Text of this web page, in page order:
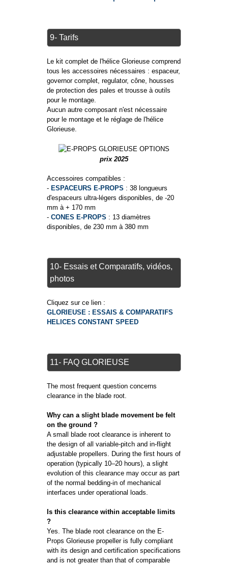
9- Tarifs
Le kit complet de l'hélice Glorieuse comprend
tous les accessoires nécessaires : espaceur,
governor complet, regulator, cône, housses
de protection des pales et trousse à outils
pour le montage.
Aucun autre composant n'est nécessaire
pour le montage et le réglage de l'hélice
Glorieuse.
prix 2025
Accessoires compatibles :
- ESPACEURS E-PROPS : 38 longueurs
d'espaceurs ultra-légers disponibles, de -20
mm à + 170 mm
-CONES E-PROPS : 13 diamètres
disponibles, de 230 mm à 380 mm
10- Essais et Comparatifs, vidéos,
photos
Cliquez sur ce lien :
GLORIEUSE : ESSAIS & COMPARATIFS
HELICES CONSTANT SPEED
11- FAQ GLORIEUSE
The most frequent question concerns
clearance in the blade root.
Why can a slight blade movement be felt
on the ground ?
A small blade root clearance is inherent to
the design of all variable-pitch and in-flight
adjustable propellers. During the first hours of
operation (typically 10–20 hours), a slight
evolution of this clearance may occur as part
of the normal bedding-in of mechanical
interfaces under operational loads.
Is this clearance within acceptable limits
?
Yes. The blade root clearance on the E-
Props Glorieuse propeller is fully compliant
with its design and certification specifications
and is not greater than that of comparable